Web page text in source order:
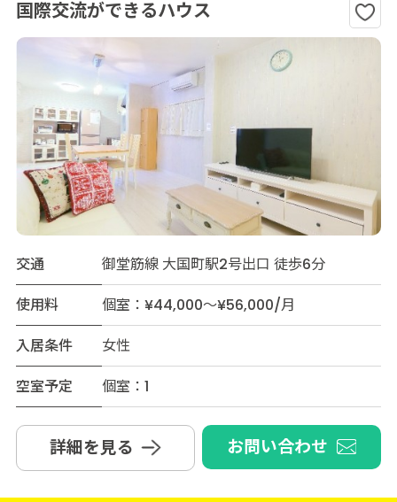
国際交流ができるハウス
交通
御堂筋線 大国町駅2号出口 徒歩6分
使用料
個室：¥44,000～¥56,000/月
入居条件
女性
空室予定
個室：1
詳細を見る お問い合わせ